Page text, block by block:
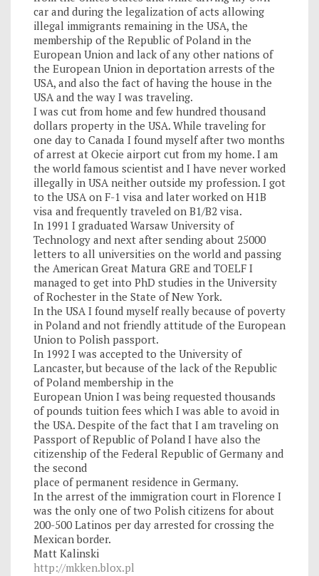
car and during the legalization of acts allowing
illegal immigrants remaining in the USA, the
membership of the Republic of Poland in the
European Union and lack of any other nations of
the European Union in deportation arrests of the
USA, and also the fact of having the house in the
USA and the way I was traveling.
I was cut from home and few hundred thousand
dollars property in the USA. While traveling for
one day to Canada I found myself after two months
of arrest at Okecie airport cut from my home. I am
the world famous scientist and I have never worked
illegally in USA neither outside my profession. I got
to the USA on F-1 visa and later worked on H1B
visa and frequently traveled on B1/B2 visa.
In 1991 I graduated Warsaw University of
Technology and next after sending about 25000
letters to all universities on the world and passing
the American Great Matura GRE and TOELF I
managed to get into PhD studies in the University
of Rochester in the State of New York.
In the USA I found myself really because of poverty
in Poland and not friendly attitude of the European
Union to Polish passport.
In 1992 I was accepted to the University of
Lancaster, but because of the lack of the Republic
of Poland membership in the
European Union I was being requested thousands
of pounds tuition fees which I was able to avoid in
the USA. Despite of the fact that I am traveling on
Passport of Republic of Poland I have also the
citizenship of the Federal Republic of Germany and
the second
place of permanent residence in Germany.
In the arrest of the immigration court in Florence I
was the only one of two Polish citizens for about
200-500 Latinos per day arrested for crossing the
Mexican border.
Matt Kalinski
http://mkken.blox.pl